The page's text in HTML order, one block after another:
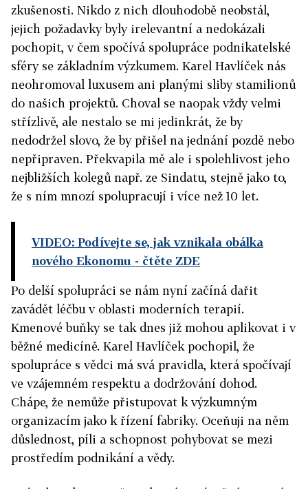
zkušenosti. Nikdo z nich dlouhodobě neobstál,
jejich požadavky byly irelevantní a nedokázali
pochopit, v čem spočívá spolupráce podnikatelské
sféry se základním výzkumem. Karel Havlíček nás
neohromoval luxusem ani planými sliby stamilionů
do našich projektů. Choval se naopak vždy velmi
střízlivě, ale nestalo se mi jedinkrát, že by
nedodržel slovo, že by přišel na jednání pozdě nebo
nepřipraven. Překvapila mě ale i spolehlivost jeho
nejbližších kolegů např. ze Sindatu, stejně jako to,
že s ním mnozí spolupracují i více než 10 let.
VIDEO: Podívejte se, jak vznikala obálka
nového Ekonomu - čtěte ZDE
Po delší spolupráci se nám nyní začíná dařit
zavádět léčbu v oblasti moderních terapií.
Kmenové buňky se tak dnes již mohou aplikovat i v
běžné medicíně. Karel Havlíček pochopil, že
spolupráce s vědci má svá pravidla, která spočívají
ve vzájemném respektu a dodržování dohod.
Chápe, že nemůže přistupovat k výzkumným
organizacím jako k řízení fabriky. Oceňuji na něm
důslednost, píli a schopnost pohybovat se mezi
prostředím podnikání a vědy.